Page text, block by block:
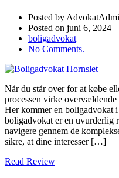
Posted by
Posted on juni 6, 2024
boligadvokat
No Comments.
Når du står over for at købe
processen virke
Her kommer en boligadvokat
boligadvokat er en uvurderlig
navigere gennem de
sikre, at dine interesser […]
Read Review